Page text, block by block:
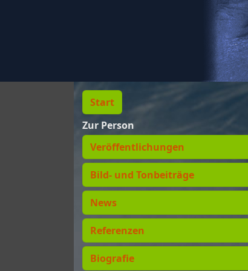
Start
Zur Person
Veröffentlichungen
Bild- und Tonbeiträge
News
Referenzen
Biografie